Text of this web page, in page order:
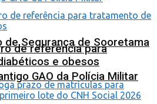
de Segurança de Sooretama
GAO da Polícia Militar
de referência para
e obesos